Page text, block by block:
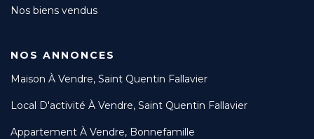
Nos biens vendus
NOS ANNONCES
Maison À Vendre, Saint Quentin Fallavier
Local D'activité À Vendre, Saint Quentin Fallavier
Appartement À Vendre, Bonnefamille